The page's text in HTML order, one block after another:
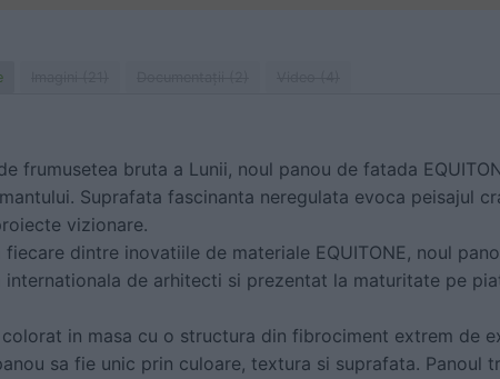
frumusetea bruta a Lunii, noul panou de fatada
Suprafata fascinanta neregulata evoca peisajul
vizionare.
fiecare dintre inovatiile de materiale EQUITONE, noul
internationala de arhitecti si prezentat la maturitate pe
in masa cu o structura din fibrociment extrem de
sa fie unic prin culoare, textura si suprafata. Panoul